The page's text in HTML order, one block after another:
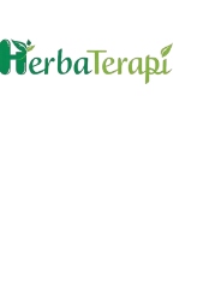
content